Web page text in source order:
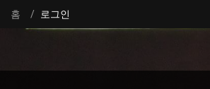
홈 로그인